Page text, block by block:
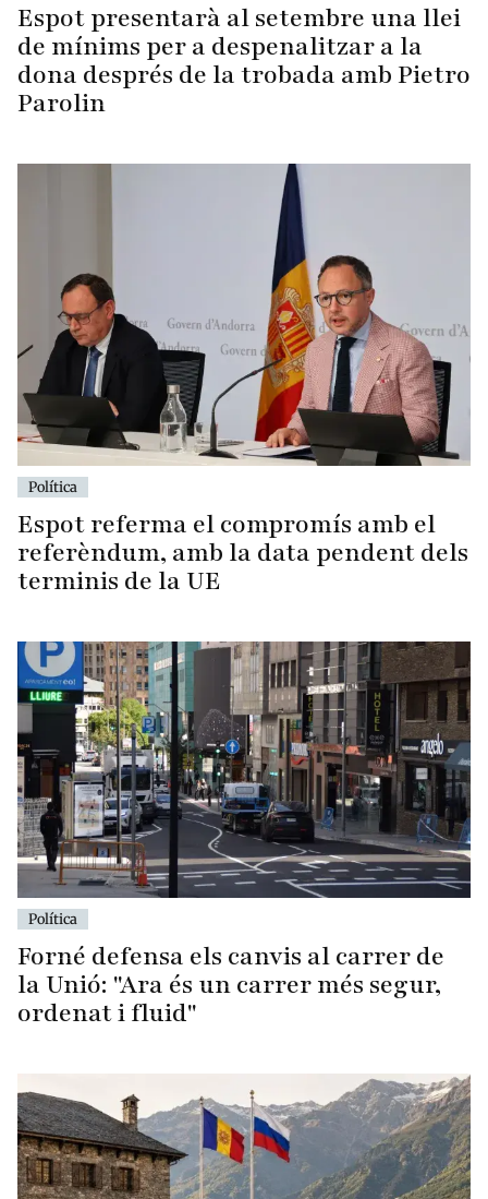
Espot presentarà al setembre una llei
de mínims per a despenalitzar a la
dona després de la trobada amb Pietro
Parolin
Política
Espot referma el compromís amb el
referèndum, amb la data pendent dels
terminis de la UE
Política
Forné defensa els canvis al carrer de
la Unió: "Ara és un carrer més segur,
ordenat i fluid"